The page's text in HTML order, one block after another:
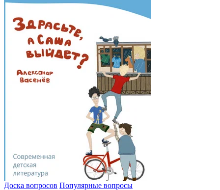
Доска вопросов Популярные вопросы